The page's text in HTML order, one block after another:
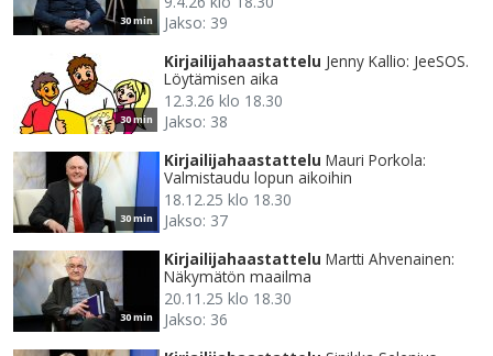
30 min
Jakso: 39
30 min
Kirjailijahaastattelu Jenny Kallio: JeeSOS.
Löytämisen aika
12.3.26 klo 18.30
Jakso: 38
30 min
Kirjailijahaastattelu Mauri Porkola:
Valmistaudu lopun aikoihin
18.12.25 klo 18.30
Jakso: 37
30 min
Kirjailijahaastattelu Martti Ahvenainen:
Näkymätön maailma
20.11.25 klo 18.30
Jakso: 36